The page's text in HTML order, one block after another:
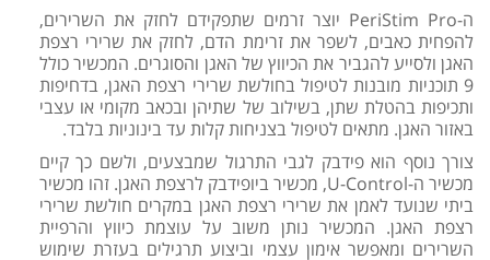
ה-PeriStim Pro יוצר זרמים שתפקידם לחזק את השרירים,
להפחית כאבים, לשפר את זרימת הדם, לחזק את שרירי רצפת
האגן ולסייע להגביר את הכיווץ של האגן והסוגרים. המכשיר כולל
9 תוכניות מובנות לטיפול בחולשת שרירי רצפת האגן, בדחיפות
ותכיפות בהטלת שתן, בשילוב של שתיהן ובכאב מקומי או עצבי
באזור האגן. מתאים לטיפול בצניחות קלות עד בינוניות בלבד.
צורך נוסף הוא פידבק לגבי התרגול שמבצעים, ולשם כך קיים
מכשיר ה-U-Control, מכשיר ביופידבק לרצפת האגן. זהו מכשיר
ביתי שנועד לאמן את שרירי רצפת האגן במקרים חולשת שרירי
רצפת האגן. המכשיר נותן משוב על עוצמת כיווץ והרפיית
השרירים ומאפשר אימון עצמי וביצוע תרגילים בעזרת שימוש